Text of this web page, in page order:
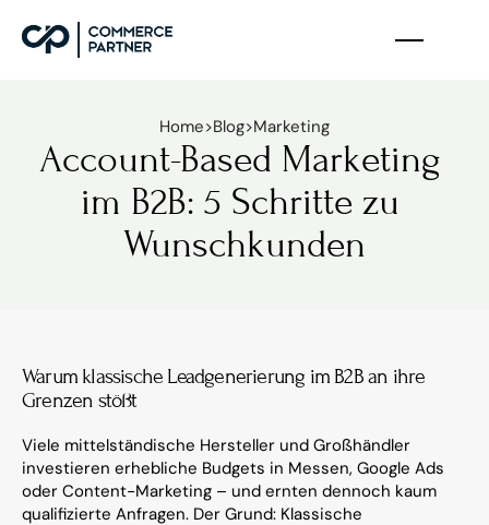
Home>Blog>Marketing
Account-Based Marketing
im B2B: 5 Schritte zu
Wunschkunden
Warum klassische Leadgenerierung im B2B an ihre
Grenzen stößt
Viele mittelständische Hersteller und Großhändler
investieren erhebliche Budgets in Messen, Google Ads
oder Content-Marketing – und ernten dennoch kaum